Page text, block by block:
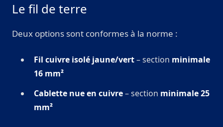
Le fil de terre
Deux options sont conformes à la norme :
Fil cuivre isolé jaune/vert– section minimale
16 mm²
Cablette nue en cuivre– section minimale 25
mm²